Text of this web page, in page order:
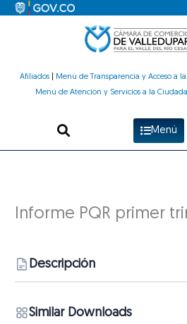
Afiliados| Menú de Transparencia y Acceso a
Menú de Atención y Servicios a la
Menú
Informe PQR primer
Descripción
Similar Downloads